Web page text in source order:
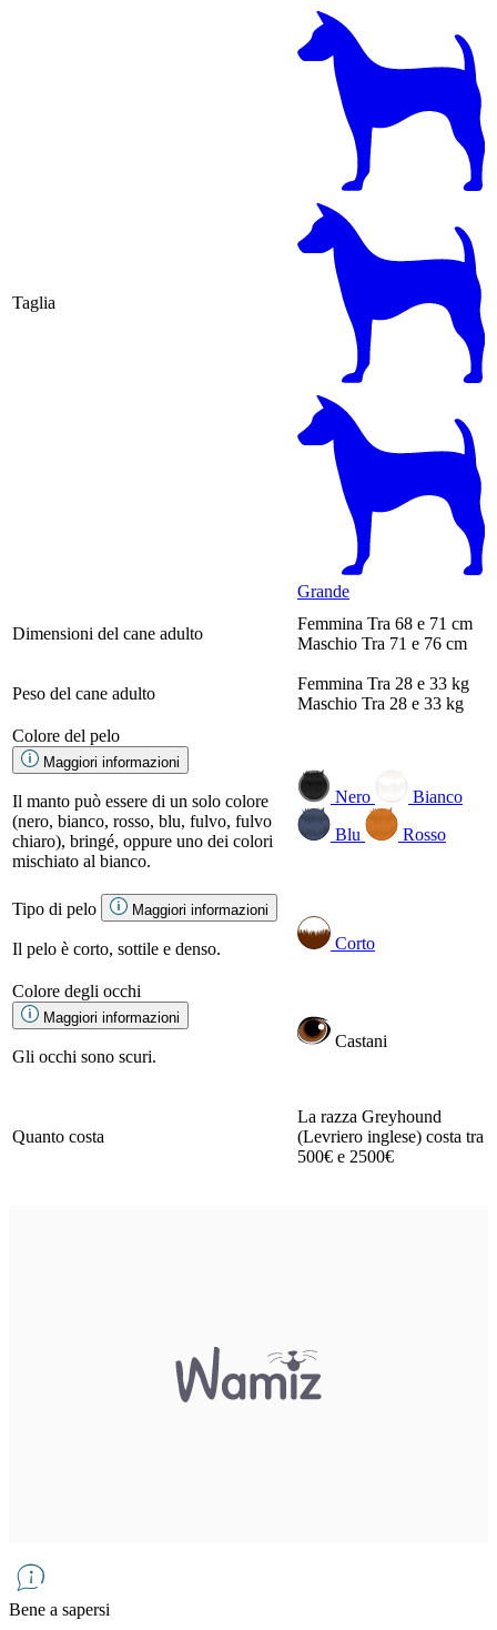
Taglia
Grande
Dimensioni del cane adulto
Femmina Tra 68 e 71 cm
Maschio Tra 71 e 76 cm
Peso del cane adulto
Femmina Tra 28 e 33 kg
Maschio Tra 28 e 33 kg
Colore del pelo
Maggiori informazioni
Il manto può essere di un solo colore
(nero, bianco, rosso, blu, fulvo, fulvo
chiaro), bringé, oppure uno dei colori
mischiato al bianco.
Nero
Bianco
Blu
Rosso
Tipo di pelo Maggiori informazioni
Il pelo è corto, sottile e denso. Corto
Colore degli occhi
Maggiori informazioni
Gli occhi sono scuri.
Castani
Quanto costa
La razza Greyhound
(Levriero inglese) costa tra
500€ e 2500€
Bene a sapersi